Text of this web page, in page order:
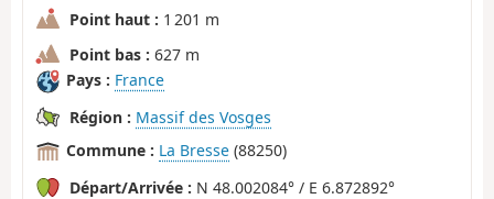
Point haut : 1 201 m
Point bas : 627 m
Pays : France
Région : Massif des Vosges
Commune : La Bresse (88250)
Départ/Arrivée : N 48.002084° / E 6.872892°